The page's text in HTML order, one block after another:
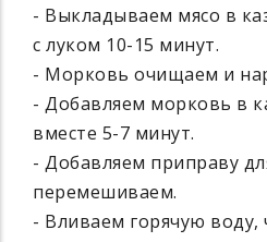
- Выкладываем мясо в
с луком 10-15 минут.
- Морковь очищаем и
- Добавляем морковь в
вместе 5-7 минут.
- Добавляем приправу
перемешиваем.
- Вливаем горячую